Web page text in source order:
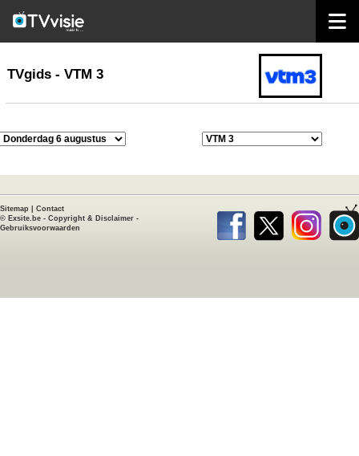
TVgids
TVgids - VTM 3
Sitemap
Contact
© Exsite.be - Copyright & Disclaimer -
Gebruiksvoorwaarden